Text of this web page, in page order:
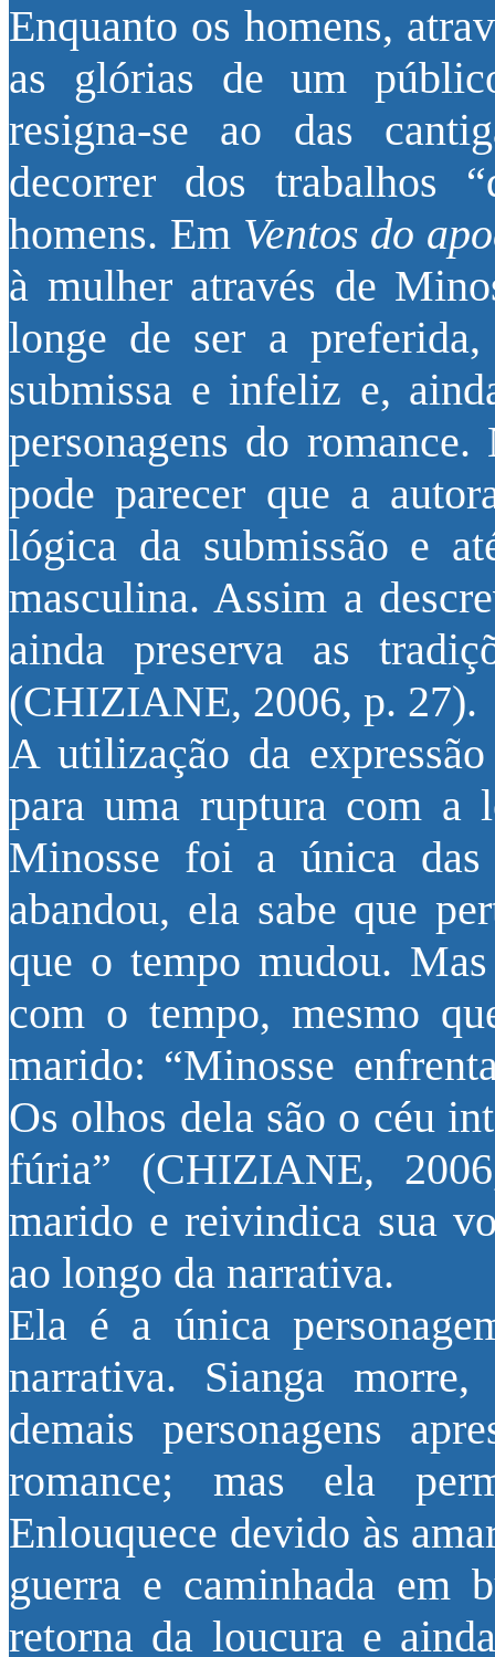
Enquanto os homens,
as glórias de um
resigna-se ao das
decorrer dos trabalhos
homens. Em Ventos do
à mulher através de
longe de ser a
submissa e infeliz e,
personagens do
pode parecer que a
lógica da submissão e
masculina. Assim a
ainda preserva as
(CHIZIANE, 2006, p. 27).
A utilização da
para uma ruptura com a
Minosse foi a única das
abandou, ela sabe que
que o tempo mudou.
com o tempo, mesmo
marido: “Minosse
Os olhos dela são o céu
fúria” (CHIZIANE,
marido e reivindica sua
ao longo da narrativa.
Ela é a única
narrativa. Sianga
demais personagens
romance; mas ela
Enlouquece devido às
guerra e caminhada em
retorna da loucura e